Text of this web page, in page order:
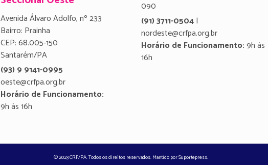
Avenida Álvaro Adolfo, nº 233
Bairro: Prainha
CEP: 68.005-150
Santarém/PA
(93) 9 9141-0995
oeste@crfpa.org.br
Horário de Funcionamento:
9h às 16h
090
(91) 3711-0504|
nordeste@crfpa.org.br
Horário de Funcionamento:9h às
16h
© 2023 CRF/PA. Todos os direitos reservados. Mantido porSuportepress.